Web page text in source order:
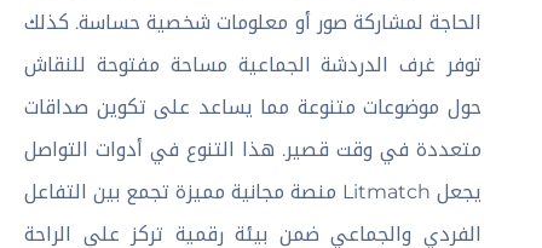
الحاجة لمشاركة صور أو معلومات شخصية حساسة. كذلك
توفر غرف الدردشة الجماعية مساحة مفتوحة للنقاش
حول موضوعات متنوعة مما يساعد على تكوين صداقات
متعددة في وقت قصير. هذا التنوع في أدوات التواصل
يجعل Litmatch منصة مجانية مميزة تجمع بين التفاعل
الفردي والجماعي ضمن بيئة رقمية تركز على الراحة